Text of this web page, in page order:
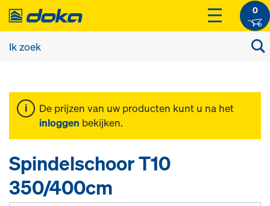
0
De prijzen van uw producten kunt u na het
inloggen bekijken.
Spindelschoor T10
350/400cm